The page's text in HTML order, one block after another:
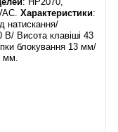
Характеристики:
натискання/
В/ Висота клавіші 43
блокування 13 мм/
мм.